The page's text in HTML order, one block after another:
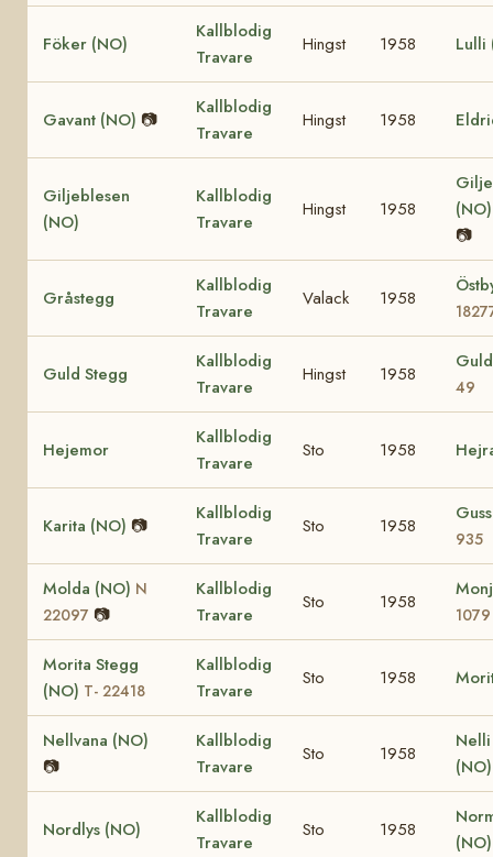
Föker (NO)
Kallblodig
Travare
Hingst 1958 Lulli
Gavant (NO) 📷
Kallblodig
Travare
Hingst 1958
Giljeblesen
(NO)
Kallblodig
Travare
Hingst 1958
📷
Gråstegg
Kallblodig
Travare
Valack 1958
Guld Stegg
Kallblodig
Travare
Hingst 1958
49
Hejemor
Kallblodig
Travare
Sto 1958
Karita (NO) 📷
Kallblodig
Travare
Sto 1958
935
Molda (NO) N
22097 📷
Kallblodig
Travare
Sto 1958
1079
Morita Stegg
(NO) T- 22418
Kallblodig
Travare
Sto 1958
Nellvana (NO)
📷
Kallblodig
Travare
Sto 1958
(NO)
Nordlys (NO)
Kallblodig
Travare
Sto 1958